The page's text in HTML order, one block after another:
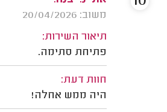
משוב: 20/04/2026
תיאור השירות:
פתיחת סתימה.
חוות דעת:
היה ממש אחלה!